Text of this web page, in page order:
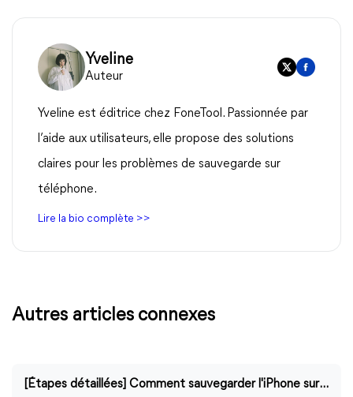
Yveline
Auteur
Yveline est éditrice chez FoneTool. Passionnée par
l’aide aux utilisateurs, elle propose des solutions
claires pour les problèmes de sauvegarde sur
téléphone.
Lire la bio complète >>
Autres articles connexes
[Étapes détaillées] Comment sauvegarder l'iPhone sur iCloud